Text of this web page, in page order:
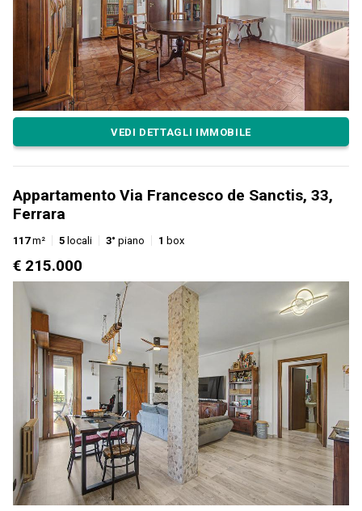
VEDI DETTAGLI IMMOBILE
Appartamento Via Francesco de Sanctis, 33,
Ferrara
117m² 5 locali 3° piano 1 box
€ 215.000